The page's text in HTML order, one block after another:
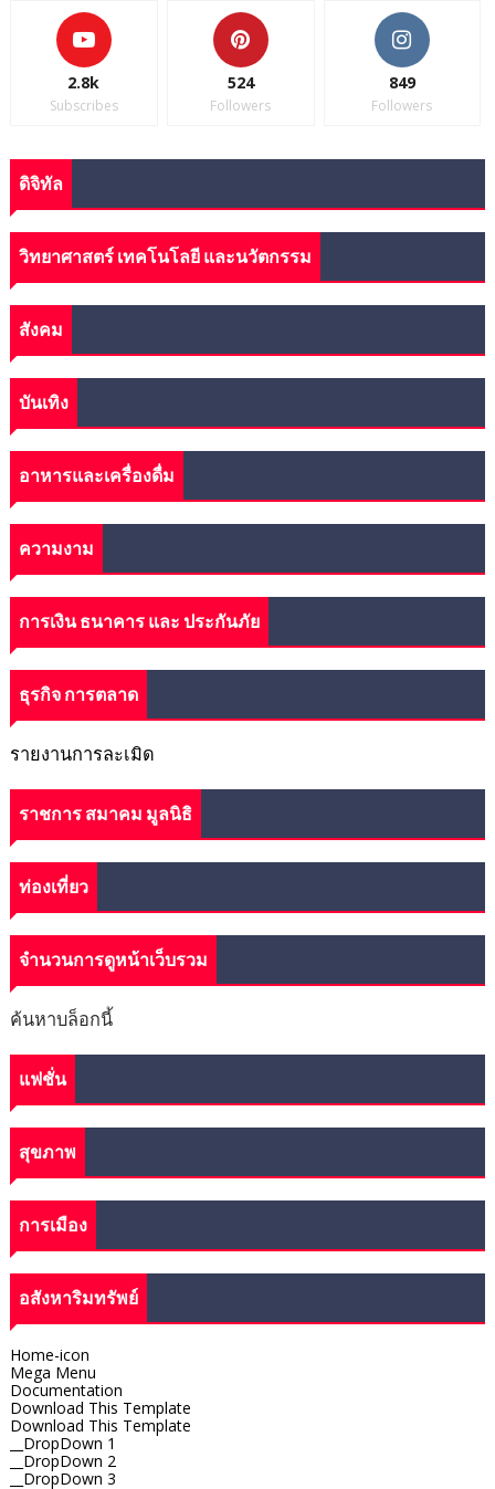
2.8k
Subscribes
524
Followers
849
Followers
ดิจิทัล
วิทยาศาสตร์ เทคโนโลยี และนวัตกรรม
สังคม
บันเทิง
อาหารและเครื่องดื่ม
ความงาม
การเงิน ธนาคาร และ ประกันภัย
ธุรกิจ การตลาด
รายงานการละเมิด
ราชการ สมาคม มูลนิธิ
ท่องเที่ยว
จำนวนการดูหน้าเว็บรวม
ค้นหาบล็อกนี้
แฟชั่น
สุขภาพ
การเมือง
อสังหาริมทรัพย์
Home-icon
Mega Menu
Documentation
Download This Template
Download This Template
__DropDown 1
__DropDown 2
__DropDown 3